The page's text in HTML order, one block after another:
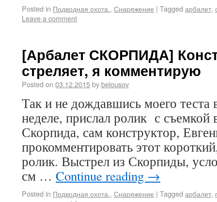
Posted in Подводная охота., Снаряжение | Tagged арбалет,
Leave a comment
[Арбалет СКОРПИДА]
стреляет, я комментирую
Posted on 03.12.2015bybelousov
Так и не дождавшись моего теста
неделе, прислал ролик с съемкой
Скорпида, сам конструктор,
прокомментировать этот
ролик. Выстрел из Скорпиды,
см … Continue reading →
Posted in Подводная охота., Снаряжение | Tagged арбалет,